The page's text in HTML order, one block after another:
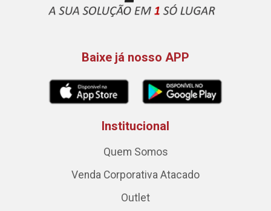
Baixe já nosso APP
Institucional
Quem Somos
Venda Corporativa Atacado
Outlet